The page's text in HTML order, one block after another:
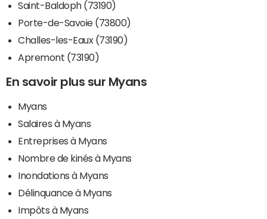
Saint-Baldoph (73190)
Porte-de-Savoie (73800)
Challes-les-Eaux (73190)
Apremont (73190)
En savoir plus sur Myans
Myans
Salaires à Myans
Entreprises à Myans
Nombre de kinés à Myans
Inondations à Myans
Délinquance à Myans
Impôts à Myans